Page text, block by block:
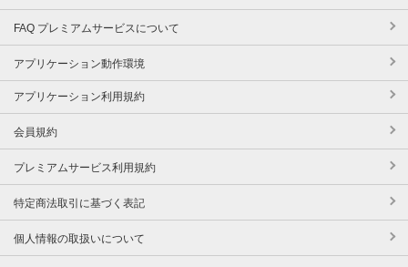
FAQ プレミアムサービスについて
アプリケーション動作環境
アプリケーション利用規約
会員規約
プレミアムサービス利用規約
特定商法取引に基づく表記
個人情報の取扱いについて